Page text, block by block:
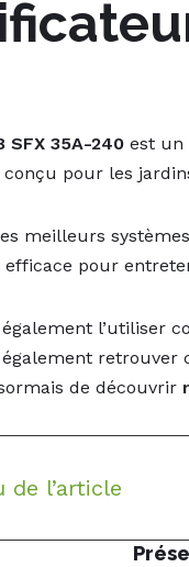
SFX 35A-240 est un
pour les
meilleurs
pour
l’utiliser
retrouver
de découvrir
de l’article